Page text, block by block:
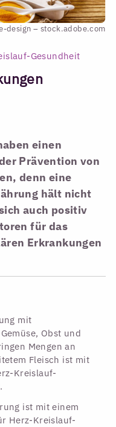
design – stock.adobe.com
Gesundheit
einen
Prävention von
denn eine
hält nicht
auch positiv
für das
Erkrankungen
mit
Obst und
Mengen an
Fleisch ist mit
Kreislauf-
ist mit einem
Herz-Kreislauf-